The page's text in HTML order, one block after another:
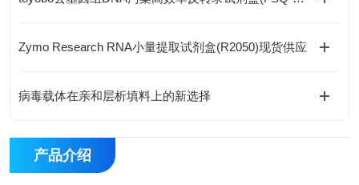
Zymo Research RNA小量提取试剂盒(R2050)现货供应
病毒载体在亲和层析填料上的新选择
产品介绍